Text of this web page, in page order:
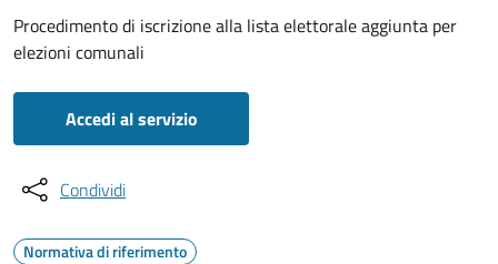
Procedimento di iscrizione alla lista elettorale aggiunta per
elezioni comunali
Accedi al servizio
Condividi
Normativa di riferimento